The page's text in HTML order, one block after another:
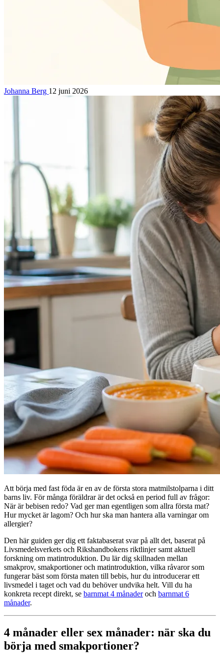
Johanna Berg 12 juni 2026
Att börja med fast föda är en av de första stora matmilstolparna i ditt
barns liv. För många föräldrar är det också en period full av frågor:
När är bebisen redo? Vad ger man egentligen som allra första mat?
Hur mycket är lagom? Och hur ska man hantera alla varningar om
allergier?
Den här guiden ger dig ett faktabaserat svar på allt det, baserat på
Livsmedelsverkets och Rikshandbokens riktlinjer samt aktuell
forskning om matintroduktion. Du lär dig skillnaden mellan
smakprov, smakportioner och matintroduktion, vilka råvaror som
fungerar bäst som första maten till bebis, hur du introducerar ett
livsmedel i taget och vad du behöver undvika helt. Vill du ha
konkreta recept direkt, se barnmat 4 månaderoch barnmat 6
månader.
4 månader eller sex månader: när ska du
börja med smakportioner?